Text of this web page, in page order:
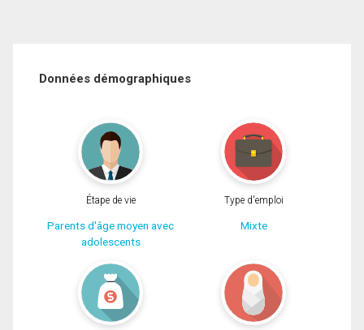
Données démographiques
Étape de vie
Parents d'âge moyen avec
adolescents
Type d'emploi
Mixte